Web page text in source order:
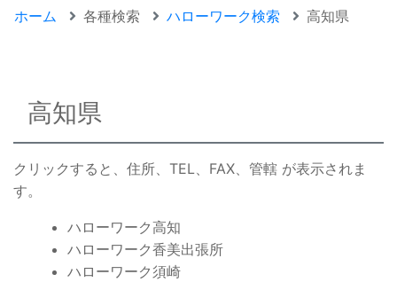
ホーム 各種検索 ハローワーク検索 高知県
高知県
クリックすると、住所、TEL、FAX、管轄 が表示されま
す。
ハローワーク高知
ハローワーク香美出張所
ハローワーク須崎